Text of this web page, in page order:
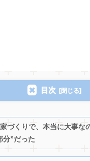
目次
づくりで、本当に大事な
分”だった